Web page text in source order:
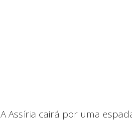
A Assíria cairá por uma